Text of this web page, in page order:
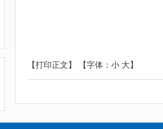
【打印正文】 【字体： 小 大】